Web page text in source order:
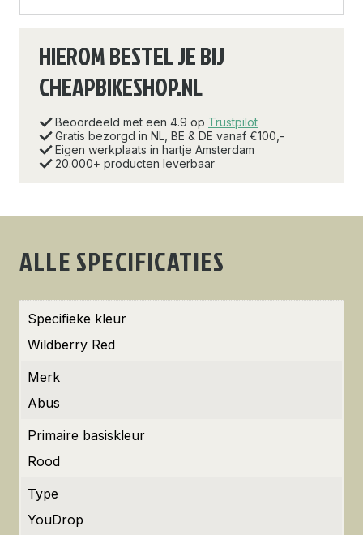
HIEROM BESTEL JE BIJ
CHEAPBIKESHOP.NL
Beoordeeld met een 4.9 op Trustpilot
Gratis bezorgd in NL, BE & DE vanaf €100,-
Eigen werkplaats in hartje Amsterdam
20.000+ producten leverbaar
ALLE SPECIFICATIES
Specifieke kleur
Wildberry Red
Merk
Abus
Primaire basiskleur
Rood
Type
YouDrop